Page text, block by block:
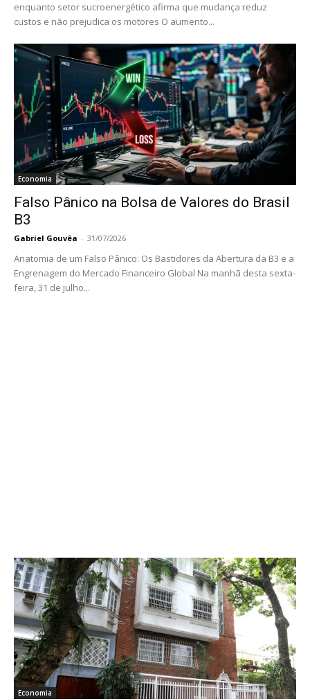
enquanto setor sucroenergético afirma que mudança reduz
custos e não prejudica os motores O aumento...
Economia
Falso Pânico na Bolsa de Valores do Brasil
B3
Gabriel Gouvêa - 31/07/2026
Anatomia de um Falso Pânico: Os Bastidores da Abertura da B3 e a
Engrenagem do Mercado Financeiro Global Na manhã desta sexta-
feira, 31 de julho...
Economia